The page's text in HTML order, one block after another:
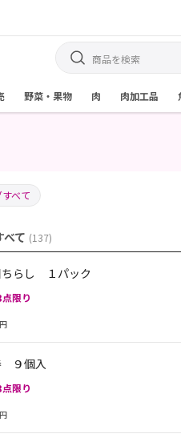
野菜・果物 肉 肉加工品
べて
て (137)
ちらし １パック
点限り
円
９個入
点限り
円